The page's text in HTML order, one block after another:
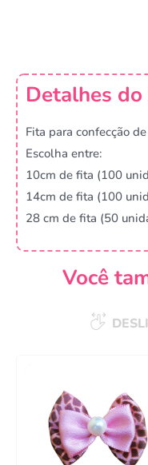
Detalhes
Fita para confecção
Escolha entre:
10cm de fita (100
14cm de fita (100
28 cm de fita (50
Você